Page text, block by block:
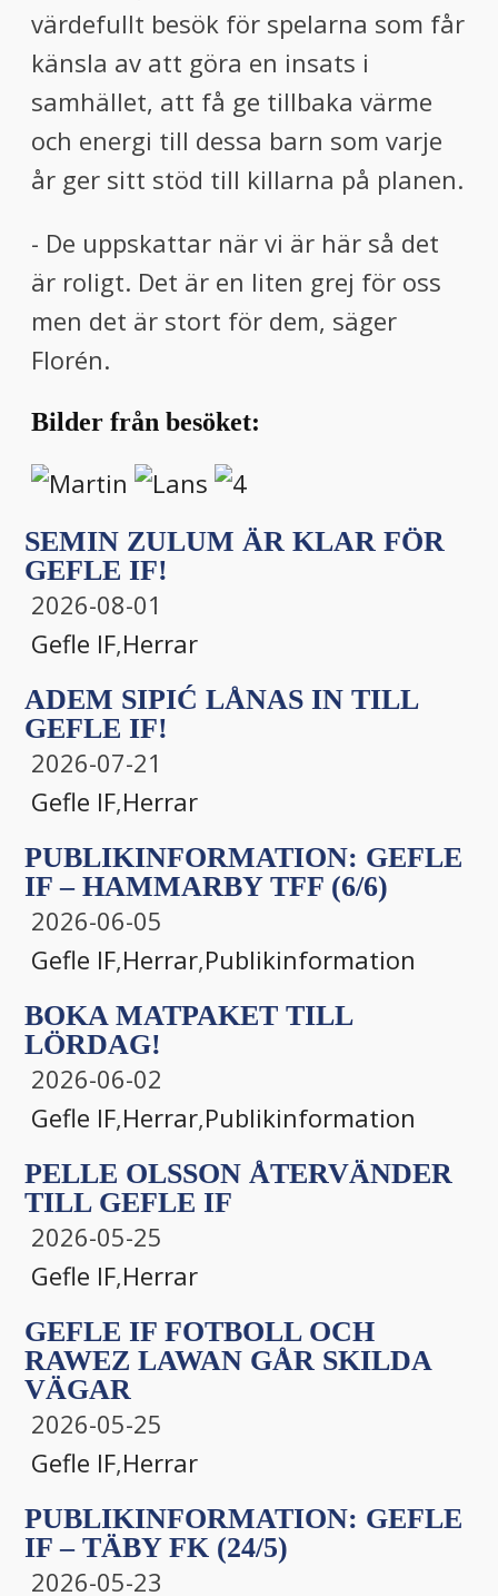
värdefullt besök för spelarna som får
känsla av att göra en insats i
samhället, att få ge tillbaka värme
och energi till dessa barn som varje
år ger sitt stöd till killarna på planen.
- De uppskattar när vi är här så det
är roligt. Det är en liten grej för oss
men det är stort för dem, säger
Florén.
Bilder från besöket:
SEMIN ZULUM ÄR KLAR FÖR
GEFLE IF!
2026-08-01
Gefle IF,Herrar
ADEM SIPIĆ LÅNAS IN TILL
GEFLE IF!
2026-07-21
Gefle IF,Herrar
PUBLIKINFORMATION: GEFLE
IF – HAMMARBY TFF (6/6)
2026-06-05
Gefle IF,Herrar,Publikinformation
BOKA MATPAKET TILL
LÖRDAG!
2026-06-02
Gefle IF,Herrar,Publikinformation
PELLE OLSSON ÅTERVÄNDER
TILL GEFLE IF
2026-05-25
Gefle IF,Herrar
GEFLE IF FOTBOLL OCH
RAWEZ LAWAN GÅR SKILDA
VÄGAR
2026-05-25
Gefle IF,Herrar
PUBLIKINFORMATION: GEFLE
IF – TÄBY FK (24/5)
2026-05-23